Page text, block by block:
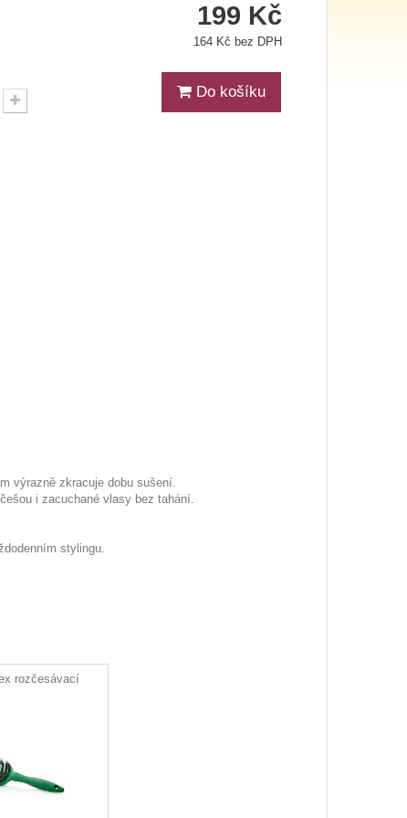
199 Kč
164 Kč bez DPH
Do košíku
výrazně zkracuje dobu sušení.
i zacuchané vlasy bez tahání.
stylingu.
rozčesávací